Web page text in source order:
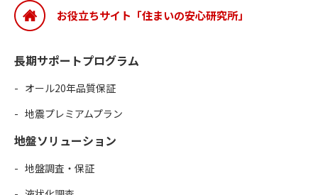
お役立ちサイト「住まいの安心研究所」
長期サポートプログラム
オール20年品質保証
地震プレミアムプラン
地盤ソリューション
地盤調査・保証